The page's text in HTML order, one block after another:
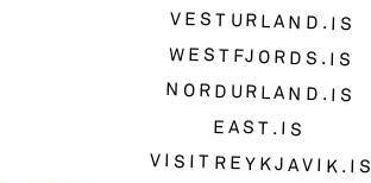
VESTURLAND.IS
WESTFJORDS.IS
NORDURLAND.IS
EAST.IS
VISITREYKJAVIK.IS